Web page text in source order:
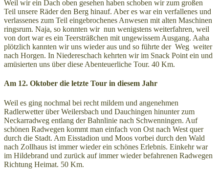
Weil wir ein Dach oben gesehen haben schoben wir zum großen
Teil unsere Räder den Berg hinauf. Aber es war ein verfallenes und
verlassenes zum Teil eingebrochenes Anwesen mit alten Maschinen
ringsrum. Naja, so konnten wir nun wenigstens weiterfahren, weil
von dort war es ein Teersträßchen mit ungewissem Ausgang. Aaha
plötzlich kannten wir uns wieder aus und so führte der Weg weiter
nach Horgen. In Niedereschach kehrten wir im Snack Point ein und
amüsierten uns über diese Abenteuerliche Tour. 40 Km.
Am 12. Oktober die letzte Tour in diesem Jahr
Weil es ging nochmal bei recht mildem und angenehmen
Radlerwetter über Weilersbach und Dauchingen hinunter zum
Neckarradweg entlang der Bahnlinie nach Schwenningen. Auf
schönen Radwegen kommt man einfach von Ost nach West quer
durch die Stadt. Am Eisstadion und Moos vorbei durch den Wald
nach Zollhaus ist immer wieder ein schönes Erlebnis. Einkehr war
im Hildebrand und zurück auf immer wieder befahrenen Radwegen
Richtung Heimat. 50 Km.